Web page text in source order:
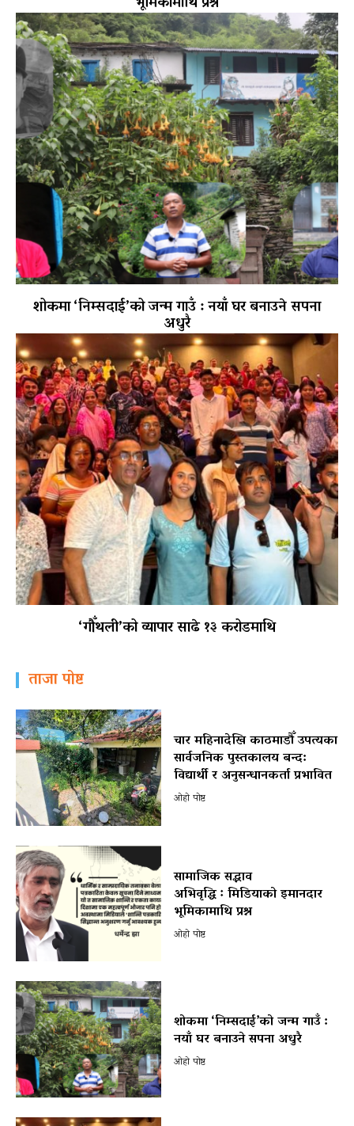
शोकमा ‘निम्सदाई’को जन्म गाउँ : नयाँ घर बनाउने सपना
अधुरै
‘गौँथली’को व्यापार साढे १३ करोडमाथि
ताजा पोष्ट
चार महिनादेखि काठमाडौँ उपत्यका
सार्वजनिक पुस्तकालय बन्द:
विद्यार्थी र अनुसन्धानकर्ता प्रभावित
ओहो पोष्ट
सामाजिक सद्भाव
अभिवृद्धि ः मिडियाको इमानदार
भूमिकामाथि प्रश्न
ओहो पोष्ट
शोकमा ‘निम्सदाई’को जन्म गाउँ :
नयाँ घर बनाउने सपना अधुरै
ओहो पोष्ट